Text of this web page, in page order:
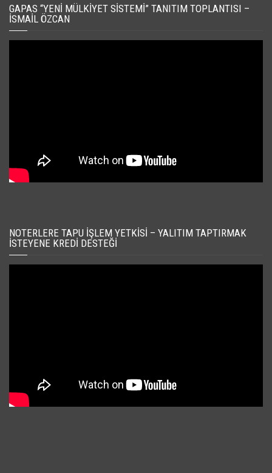
GAPAS “YENI MÜLKIYET SISTEMI” TANITIM TOPLANTISI –
İSMAIL ÖZCAN
NOTERLERE TAPU İŞLEM YETKISI – YALITIM TAPTIRMAK
İSTEYENE KREDI DESTEĞI